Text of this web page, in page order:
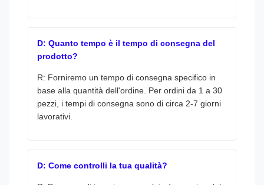
D: Quanto tempo è il tempo di consegna del
prodotto?
R: Forniremo un tempo di consegna specifico in
base alla quantità dell'ordine. Per ordini da 1 a 30
pezzi, i tempi di consegna sono di circa 2-7 giorni
lavorativi.
D: Come controlli la tua qualità?